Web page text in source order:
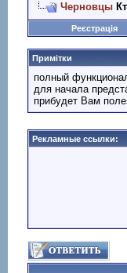
Черновцы
Реєстрація
Примітки
полный
для начала
прибудет Вам
Рекламные ссылки: